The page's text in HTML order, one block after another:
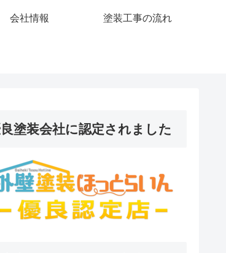
会社情報 塗装工事の流れ
塗装会社に認定されました